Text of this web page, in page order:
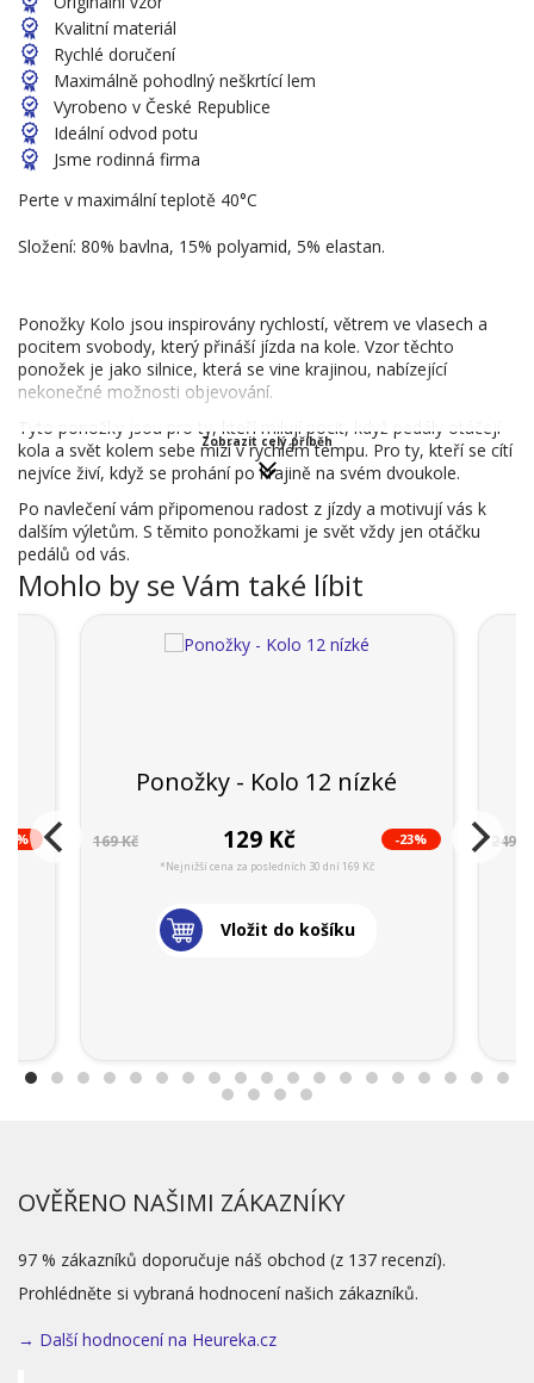
Kvalitní materiál
Rychlé doručení
Maximálně pohodlný neškrtící lem
Vyrobeno v České Republice
Ideální odvod potu
Jsme rodinná firma
Perte v maximální teplotě 40°C
Složení: 80% bavlna, 15% polyamid, 5% elastan.
Ponožky Kolo jsou inspirovány rychlostí, větrem ve vlasech a
pocitem svobody, který přináší jízda na kole. Vzor těchto
ponožek je jako silnice, která se vine krajinou, nabízející
nekonečné možnosti objevování.
Tyto ponožky jsou pro ty, kteří milují pocit, když pedály otáčejí
kola a svět kolem sebe mizí v rychlém tempu. Pro ty, kteří se cítí
nejvíce živí, když se prohání po krajině na svém dvoukole.
Po navlečení vám připomenou radost z jízdy a motivují vás k
dalším výletům. S těmito ponožkami je svět vždy jen otáčku
pedálů od vás.
Zobrazit celý příběh
Mohlo by se Vám také líbit
Ponožky - Kolo 12 nízké
169 Kč 129 Kč -23%
*Nejnižší cena za posledních 30 dní 169 Kč
Vložit do košíku
249
OVĚŘENO NAŠIMI ZÁKAZNÍKY
97 % zákazníků doporučuje náš obchod (z 137 recenzí).
Prohlédněte si vybraná hodnocení našich zákazníků.
→ Další hodnocení na Heureka.cz